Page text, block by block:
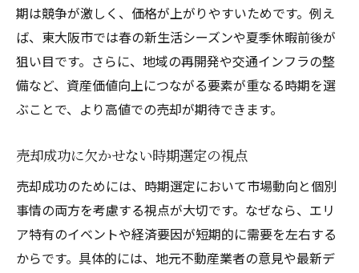
期は競争が激しく、価格が上がりやすいためです。例え
ば、東大阪市では春の新生活シーズンや夏季休暇前後が
狙い目です。さらに、地域の再開発や交通インフラの整
備など、資産価値向上につながる要素が重なる時期を選
ぶことで、より高値での売却が期待できます。
売却成功に欠かせない時期選定の視点
売却成功のためには、時期選定において市場動向と個別
事情の両方を考慮する視点が大切です。なぜなら、エリ
ア特有のイベントや経済要因が短期的に需要を左右する
からです。具体的には、地元不動産業者の意見や最新デ